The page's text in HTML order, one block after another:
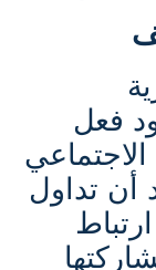
فعل
أن تداول